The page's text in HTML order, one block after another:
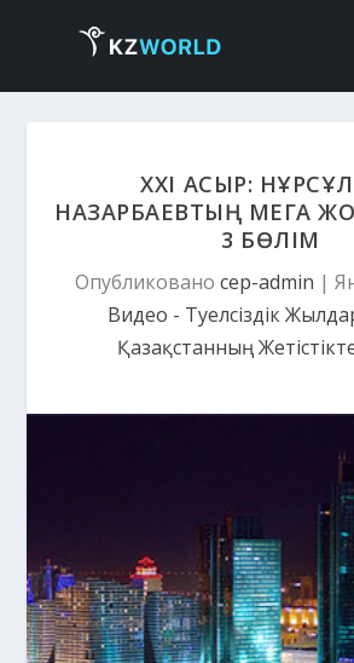
ХХІ ҒАСЫР:
НАЗАРБАЕВТЫҢ МЕГА
3 БӨЛІМ
Опубликовано cep-admin |
Видео - Тәуелсіздік
Қазақстанның